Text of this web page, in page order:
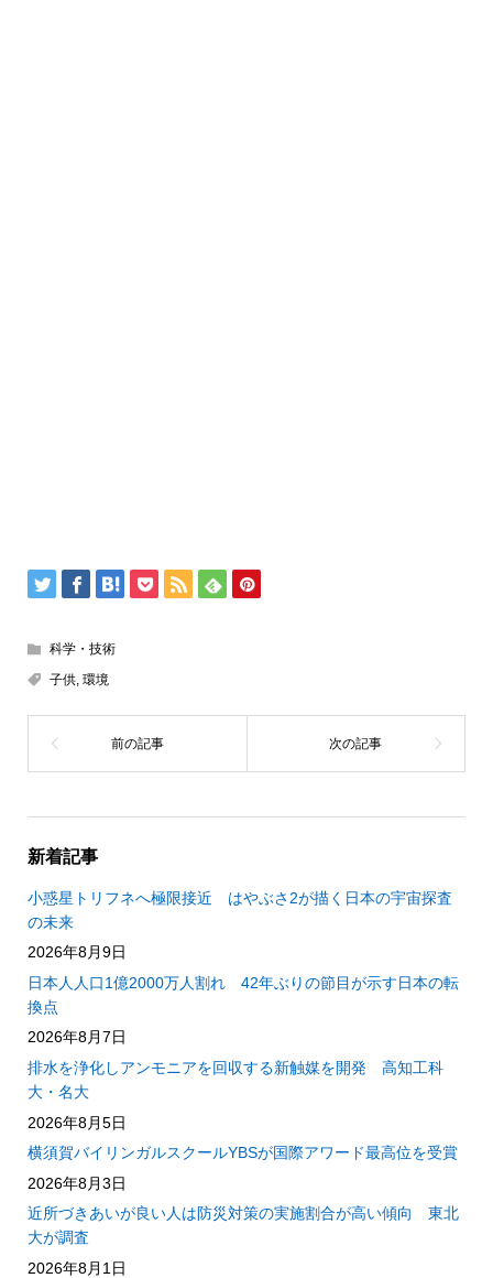
科学・技術
子供, 環境
新着記事
小惑星トリフネへ極限接近 はやぶさ2が描く日本の宇宙探査
の未来
2026年8月9日
日本人人口1億2000万人割れ 42年ぶりの節目が示す日本の転
換点
2026年8月7日
排水を浄化しアンモニアを回収する新触媒を開発 高知工科
大・名大
2026年8月5日
横須賀バイリンガルスクールYBSが国際アワード最高位を受賞
2026年8月3日
近所づきあいが良い人は防災対策の実施割合が高い傾向 東北
大が調査
2026年8月1日